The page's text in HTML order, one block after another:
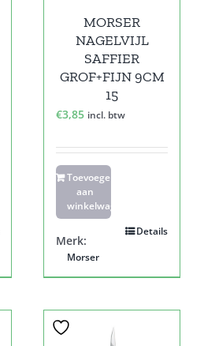
MORSER
NAGELVIJL
SAFFIER
GROF+FIJN 9CM
15
€3,85 incl. btw
Toevoegen
aan
winkelwagen
Details
Merk:
Morser